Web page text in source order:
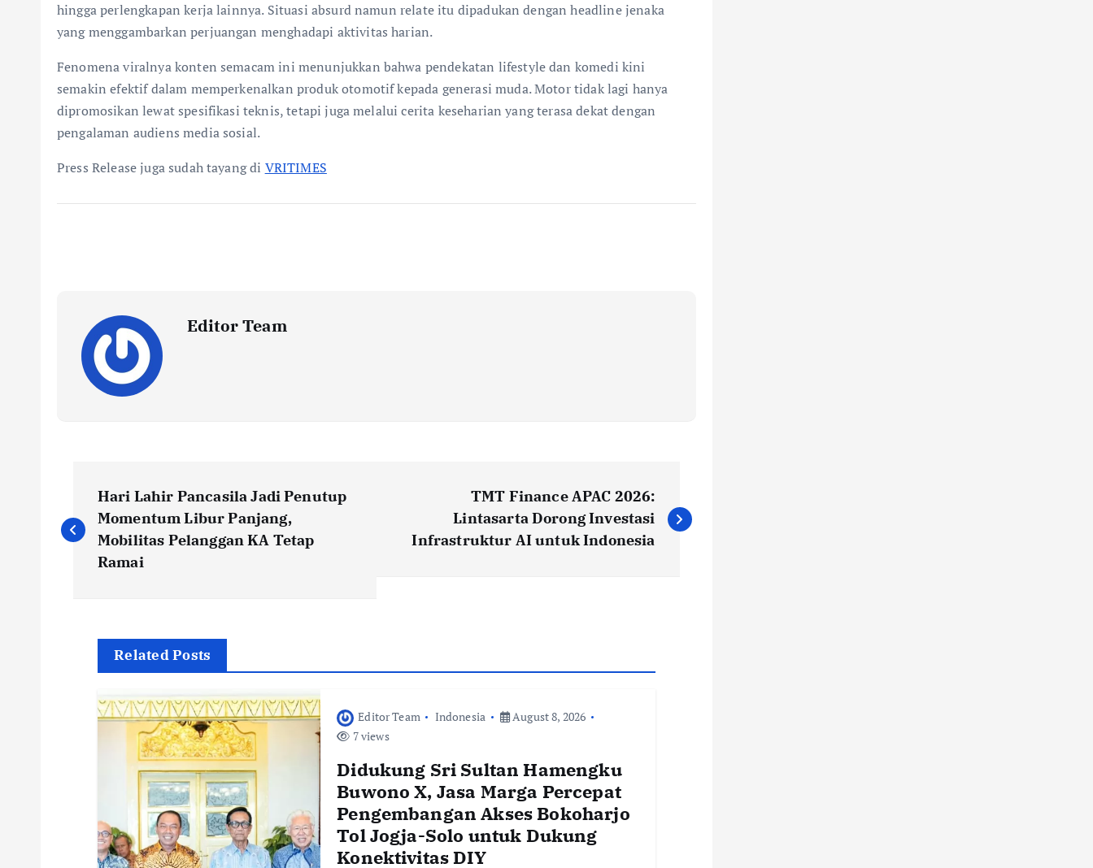
hingga perlengkapan kerja lainnya. Situasi absurd namun relate itu dipadukan dengan headline jenaka
yang menggambarkan perjuangan menghadapi aktivitas harian.
Fenomena viralnya konten semacam ini menunjukkan bahwa pendekatan lifestyle dan komedi kini
semakin efektif dalam memperkenalkan produk otomotif kepada generasi muda. Motor tidak lagi hanya
dipromosikan lewat spesifikasi teknis, tetapi juga melalui cerita keseharian yang terasa dekat dengan
pengalaman audiens media sosial.
Press Release juga sudah tayang di VRITIMES
Editor Team
o
Hari Lahir Pancasila Jadi Penutup
Momentum Libur Panjang,
Mobilitas Pelanggan KA Tetap
Ramai
TMT Finance APAC 2026:
Lintasarta Dorong Investasi
Infrastruktur AI untuk Indonesia
Related Posts
Editor Team Indonesia
August 8, 2026
7 views
Didukung Sri Sultan Hamengku
Buwono X, Jasa Marga Percepat
Pengembangan Akses Bokoharjo
Tol Jogja-Solo untuk Dukung
Konektivitas DIY